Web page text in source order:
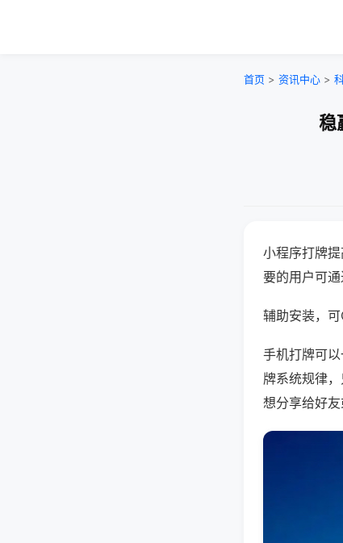
首页 > 资讯中心 >
稳
小程序打牌
要的用户可通
辅助安装，
手机打牌可
牌系统规律
想分享给好友